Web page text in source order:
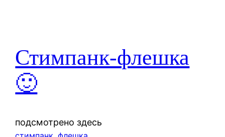
Стимпанк-флешка
🙂
подсмотрено здесь